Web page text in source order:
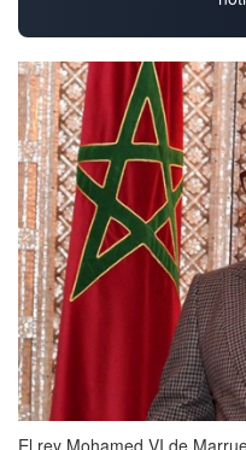
El rey Mohamed VI de